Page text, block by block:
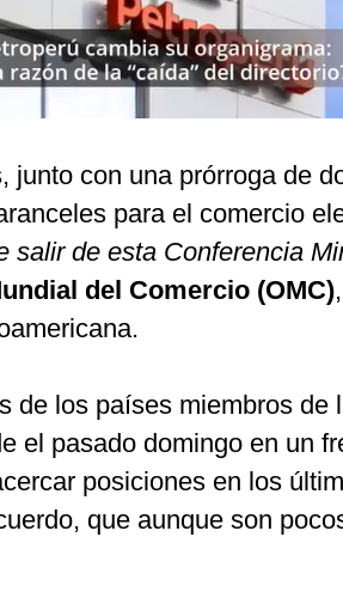
junto con una prórroga de
para el comercio
salir de esta Conferencia
del Comercio (OMC)
de los países miembros de
el pasado domingo en un
posiciones en los
que aunque son